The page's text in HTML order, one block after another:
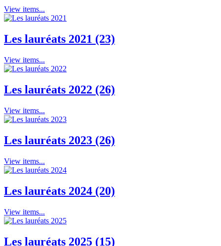
View items...
Les lauréats 2021 (23)
View items...
Les lauréats 2022 (26)
View items...
Les lauréats 2023 (26)
View items...
Les lauréats 2024 (20)
View items...
Les lauréats 2025 (15)